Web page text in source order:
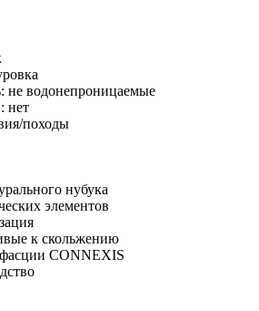
не водонепроницаемые
нет
походы
нубука
элементов
к скольжению
фасции CONNEXIS